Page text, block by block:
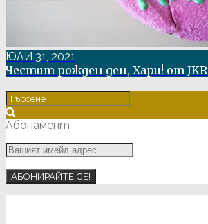
ЮЛИ 31, 2021
Честит рожден ден, Хари! от JKR
Абонамент